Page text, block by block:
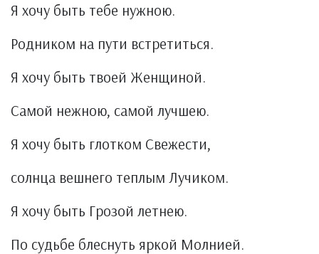
Я хочу быть тебе нужною.
Родником на пути встретиться.
Я хочу быть твоей Женщиной.
Самой нежною, самой лучшею.
Я хочу быть глотком Свежести,
солнца вешнего теплым Лучиком.
Я хочу быть Грозой летнею.
По судьбе блеснуть яркой Молнией.